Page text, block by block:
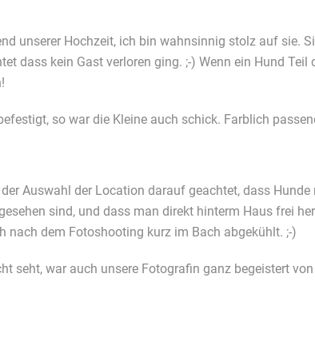
unserer Hochzeit, ich bin wahnsinnig stolz auf sie.
dass kein Gast verloren ging. ;-) Wenn ein Hund
so war die Kleine auch schick. Farblich
Auswahl der Location darauf geachtet, dass
sind, und dass man direkt hinterm Haus frei
nach dem Fotoshooting kurz im Bach abgekühlt. ;-)
seht, war auch unsere Fotografin ganz begeistert